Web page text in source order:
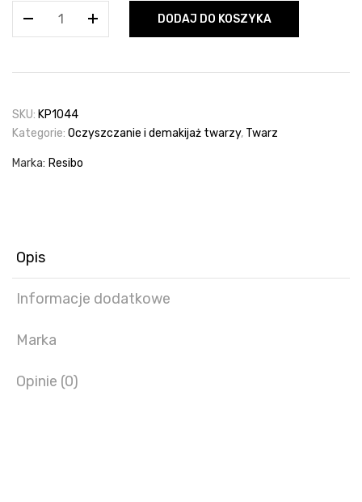
do
twarzy
z
ml
DODAJ DO KOSZYKA
SKU: KP1044
Kategorie: Oczyszczanie i demakijaż twarzy, Twarz
Marka: Resibo
Opis
Informacje dodatkowe
Marka
Opinie (0)